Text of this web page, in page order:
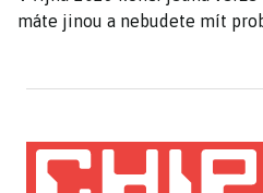
máte jinou a nebudete mít